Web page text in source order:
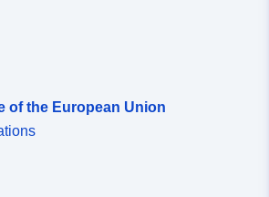
of the European Union